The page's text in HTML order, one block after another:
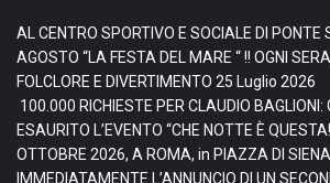
AL CENTRO SPORTIVO E SOCIALE DI
AGOSTO “LA FESTA DEL MARE “ !! OGNI
FOLCLORE E DIVERTIMENTO 25 Luglio 2026
100.000 RICHIESTE PER CLAUDIO BAGLIONI:
ESAURITO L’EVENTO “CHE NOTTE È
OTTOBRE 2026, A ROMA, in PIAZZA DI
IMMEDIATAMENTE L’ANNUNCIO DI UN